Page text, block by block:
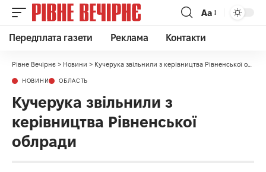
Аа
Передплата газети Реклама Контакти
Рівне Вечірнє > Новини > Кучерука звільнили з керівництва Рівненської облради
НОВИНИ ОБЛАСТЬ
Кучерука звільнили з
керівництва Рівненської
облради